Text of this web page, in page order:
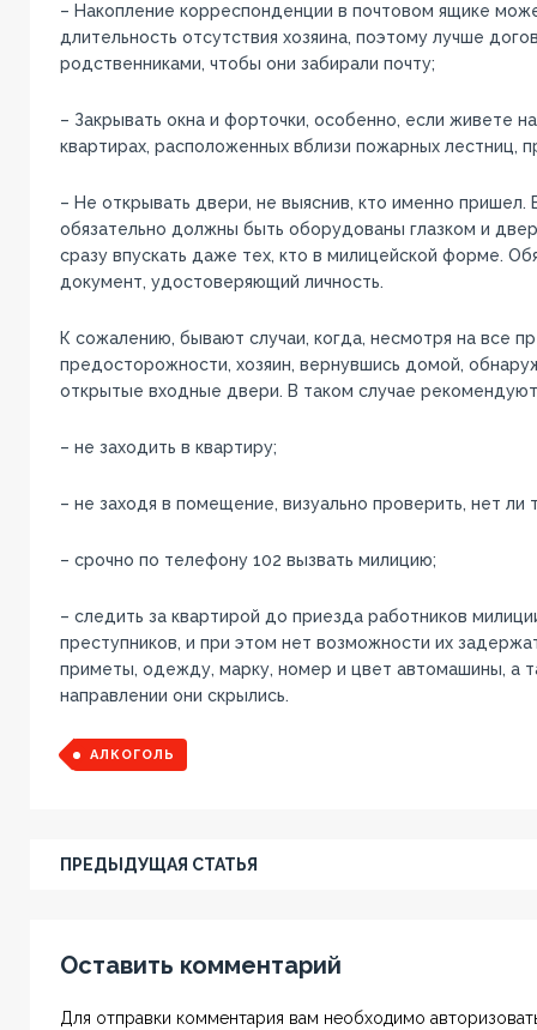
– Накопление корреспонденции в почтовом ящике
длительность отсутствия хозяина, поэтому лучше
родственниками, чтобы они забирали почту;
– Закрывать окна и форточки, особенно, если живете
квартирах, расположенных вблизи пожарных лестниц,
– Не открывать двери, не выяснив, кто именно пришел.
обязательно должны быть оборудованы глазком и
сразу впускать даже тех, кто в милицейской форме.
документ, удостоверяющий личность.
К сожалению, бывают случаи, когда, несмотря на все
предосторожности, хозяин, вернувшись домой,
открытые входные двери. В таком случае
– не заходить в квартиру;
– не заходя в помещение, визуально проверить, нет ли
– срочно по телефону 102 вызвать милицию;
– следить за квартирой до приезда работников
преступников, и при этом нет возможности их
приметы, одежду, марку, номер и цвет автомашины, а
направлении они скрылись.
АЛКОГОЛЬ
ПРЕДЫДУЩАЯ СТАТЬЯ
Оставить комментарий
Для отправки комментария вам необходимо